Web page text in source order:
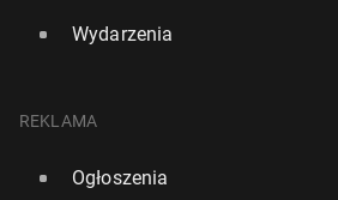
Wydarzenia
REKLAMA
Ogłoszenia